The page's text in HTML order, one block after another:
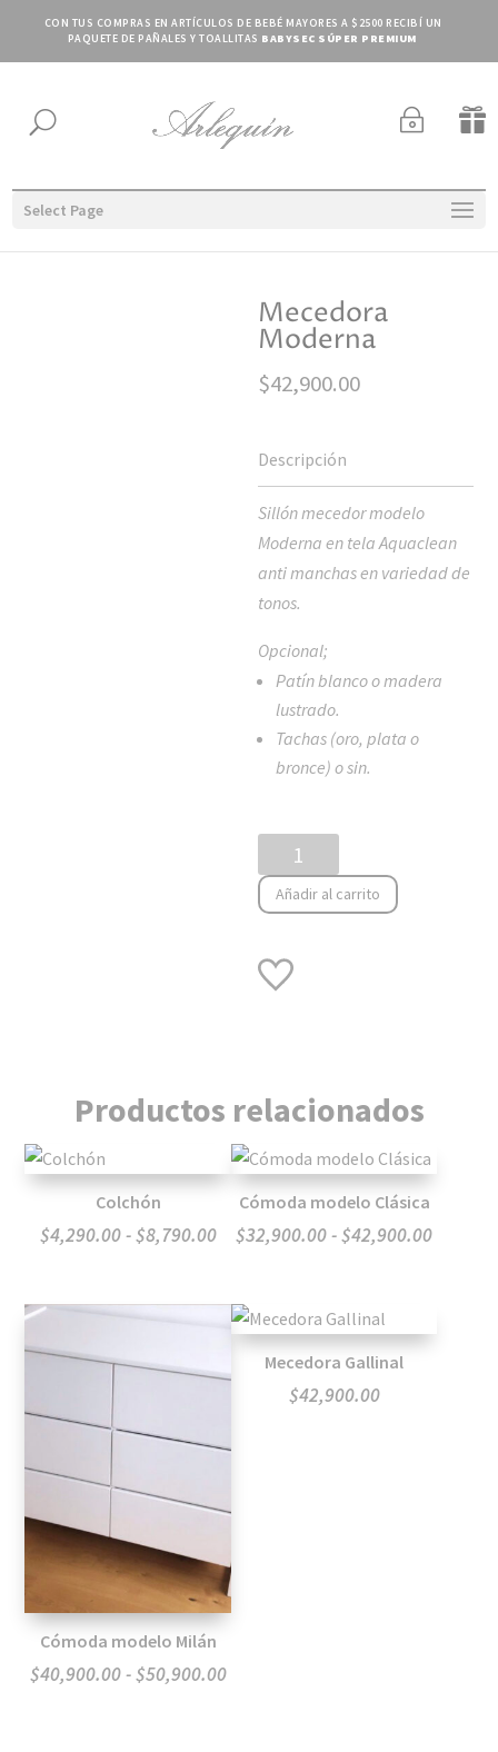
CON TUS COMPRAS EN ARTÍCULOS DE BEBÉ MAYORES A $2500 RECIBÍ UN
PAQUETE DE PAÑALES Y TOALLITAS BABYSEC SÚPER PREMIUM
U ~ 
Select Page
Mecedora
Moderna
$42,900.00
Sillón mecedor modelo
Moderna en tela Aquaclean
anti manchas en variedad de
tonos.
Opcional;
Patín blanco o madera
lustrado.
Tachas (oro, plata o
bronce) o sin.
Mecedora
Moderna
cantidad
Añadir al carrito
Productos relacionados
Colchón
$4,290.00-$8,790.00Rango
precios:
desde
$4,290.00
Cómoda modelo Clásica
$32,900.00-$42,900.00Rango
Cómoda modelo Milán
$40,900.00-$50,900.00Rango
Mecedora Gallinal
$42,900.00